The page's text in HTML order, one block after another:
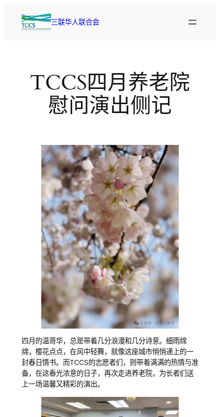
三联华人联合会
TCCS四月养老院
慰问演出侧记
四月的温哥华，总是带着几分浪漫和几分诗意。细雨绵
绵，樱花点点，在风中轻舞，就像这座城市悄悄递上的一
封春日情书。而TCCS的志愿者们，则带着满满的热情与准
备，在这春光浓意的日子，再次走进养老院，为长者们送
上一场温馨又精彩的演出。